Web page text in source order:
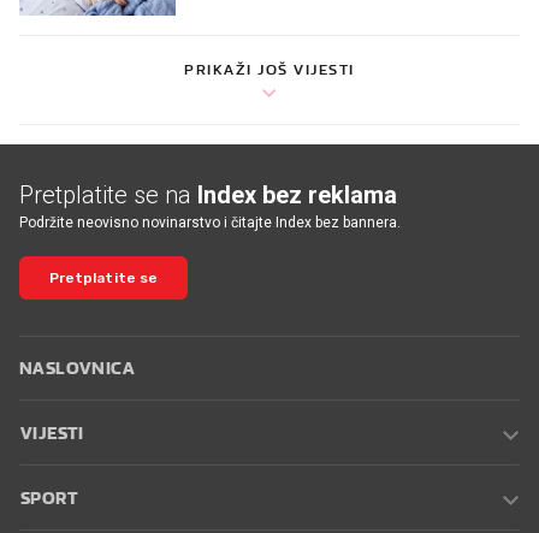
PRIKAŽI JOŠ VIJESTI
Pretplatite se na Index bez reklama
Podržite neovisno novinarstvo i čitajte Index bez bannera.
Pretplatite se
NASLOVNICA
VIJESTI
SPORT